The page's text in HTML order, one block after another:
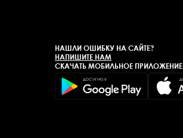
НАШЛИ ОШИБКУ НА САЙТЕ?
НАПИШИТЕ НАМ
СКАЧАТЬ МОБИЛЬНОЕ